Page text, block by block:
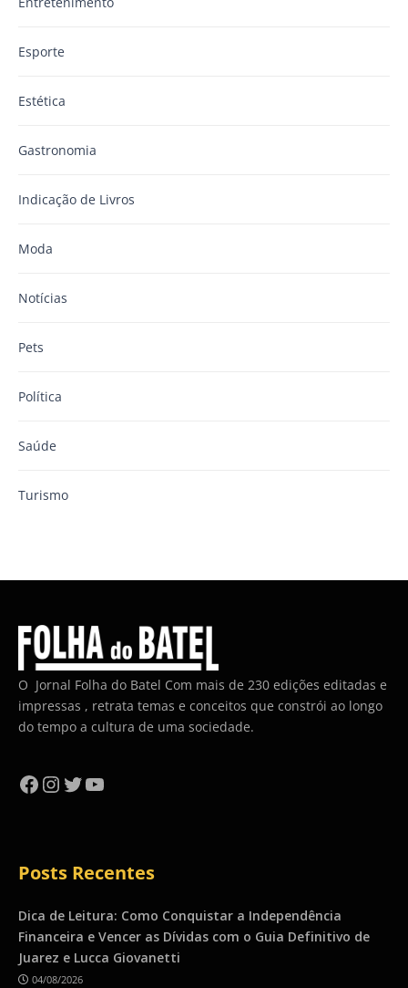
Esporte
Estética
Gastronomia
Indicação de Livros
Moda
Notícias
Pets
Política
Saúde
Turismo
O Jornal Folha do Batel Com mais de 230 edições editadas e
impressas , retrata temas e conceitos que constrói ao longo
do tempo a cultura de uma sociedade.
Facebook
Instagram
Twitter
YouTube
Posts Recentes
Dica de Leitura: Como Conquistar a Independência
Financeira e Vencer as Dívidas com o Guia Definitivo de
Juarez e Lucca Giovanetti
04/08/2026